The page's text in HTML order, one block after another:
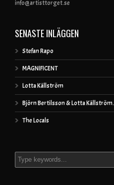
info@artisttorget.se
SENASTE INLÄGGEN
Stefan Rapo
MAGNIFICENT
Lotta Källström
Björn Bertilsson & Lotta Källström.
The Locals